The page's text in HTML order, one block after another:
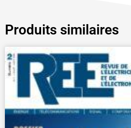
Produits similaires